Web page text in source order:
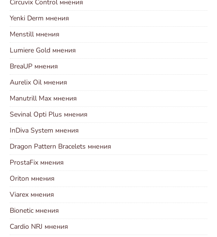
Circuvix Control мнения
Yenki Derm мнения
Menstill мнения
Lumiere Gold мнения
BreaUP мнения
Aurelix Oil мнения
Manutrill Max мнения
Sevinal Opti Plus мнения
InDiva System мнения
Dragon Pattern Bracelets мнения
ProstaFix мнения
Oriton мнения
Viarex мнения
Bionetic мнения
Cardio NRJ мнения